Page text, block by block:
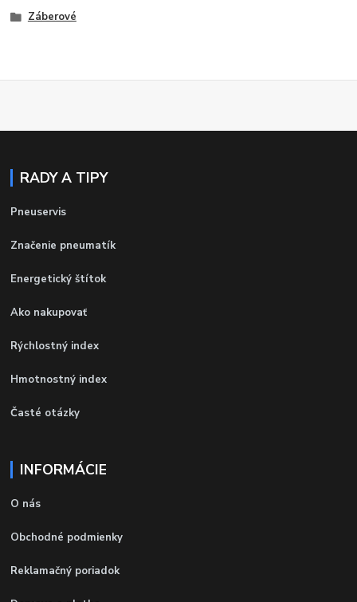
Záberové
RADY A TIPY
Pneuservis
Značenie pneumatík
Energetický štítok
Ako nakupovať
Rýchlostný index
Hmotnostný index
Časté otázky
INFORMÁCIE
O nás
Obchodné podmienky
Reklamačný poriadok